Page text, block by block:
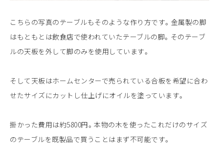
こちらの写真のテーブルもそのような作り方です。金属製の脚
はもともとは飲食店で使われていたテーブルの脚。そのテーブ
ルの天板を外して脚のみを使用しています。
そして天板はホームセンターで売られている合板を希望に合わ
せたサイズにカットし仕上げにオイルを塗っています。
掛かった費用は約5800円。本物の木を使ったこれだけのサイズ
のテーブルを既製品で買うことはまず不可能です。